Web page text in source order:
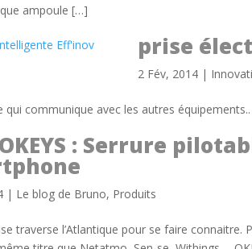
ampoule […]
prise
2 Fév, 2014 |
qui communique avec les autres
: Serrure
| Le blog de Bruno, Produits
traverse l’Atlantique pour se faire connaitre.